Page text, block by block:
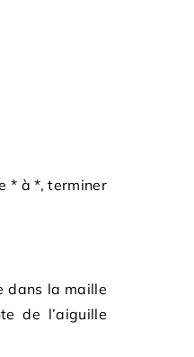
* à *, terminer
dans la maille
de l’aiguille